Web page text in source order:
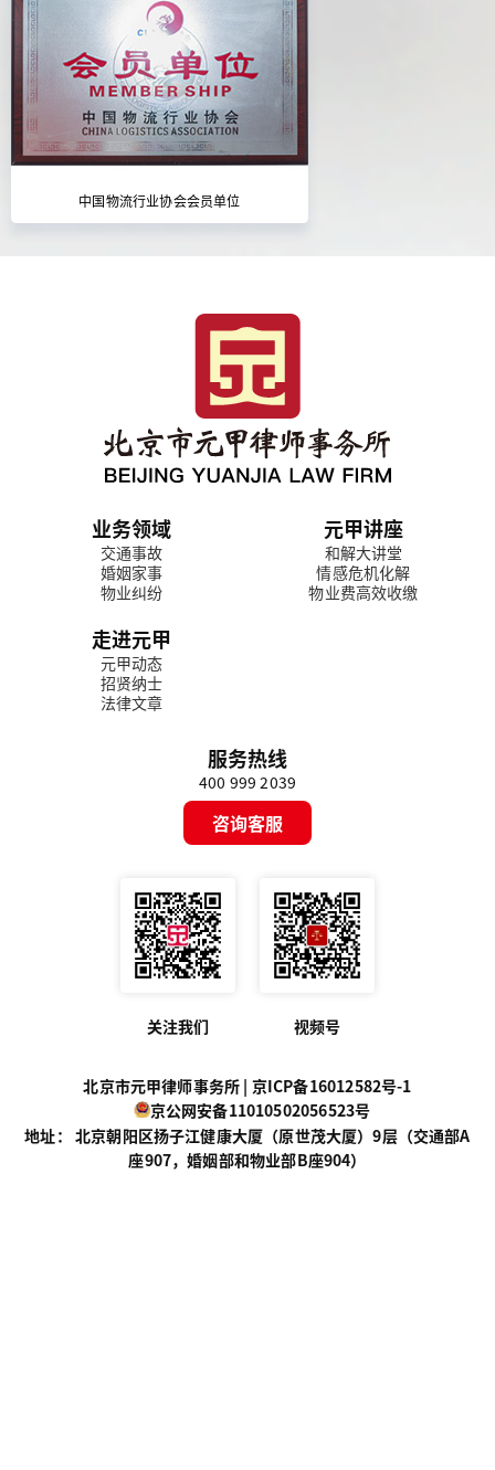
中国物流行业协会会员单位
业务领域
交通事故
婚姻家事
物业纠纷
元甲讲座
和解大讲堂
情感危机化解
物业费高效收缴
走进元甲
元甲动态
招贤纳士
法律文章
服务热线
400 999 2039
咨询客服
关注我们 视频号
北京市元甲律师事务所 | 京ICP备16012582号-1
京公网安备11010502056523号
地址： 北京朝阳区扬子江健康大厦（原世茂大厦）9层（交通部A
座907，婚姻部和物业部B座904）